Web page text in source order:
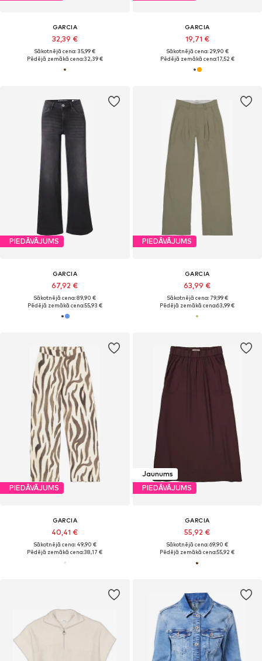
GARCIA
32,39 €
Sākotnējā cena: 35,99 €
Pēdējā zemākā cena:32,39 €
GARCIA
19,71 €
Sākotnējā cena: 29,90 €
Pēdējā zemākā cena:17,52 €
PIEDĀVĀJUMS
GARCIA
67,92 €
Sākotnējā cena: 89,90 €
Pēdējā zemākā cena:55,93 €
PIEDĀVĀJUMS
GARCIA
63,99 €
Sākotnējā cena: 79,99 €
Pēdējā zemākā cena:63,99 €
PIEDĀVĀJUMS
GARCIA
40,41 €
Sākotnējā cena: 49,90 €
Pēdējā zemākā cena:38,17 €
Jaunums
PIEDĀVĀJUMS
GARCIA
55,92 €
Sākotnējā cena: 69,90 €
Pēdējā zemākā cena:55,92 €